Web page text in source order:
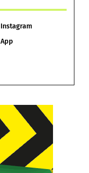
Instagram
App